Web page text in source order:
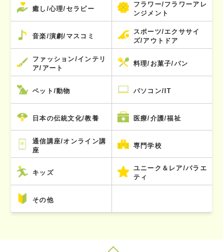
癒し/心理/セラピー
フラワー/フラワーアレ
ンジメント
音楽/演劇/マスコミ
スポーツ/エクササイ
ズ/アウトドア
ファッション/インテリ
ア/アート
料理/お菓子/パン
ペット/動物 パソコン/IT
日本の伝統文化/教養 医療/介護/福祉
通信講座/オンライン講
座
専門学校
キッズ
ユニーク＆レア/バラエ
ティ
その他